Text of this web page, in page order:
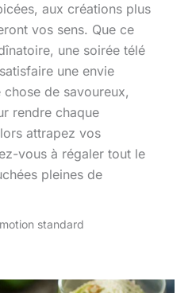
aux créations plus
vos sens. Que ce
une soirée télé
une envie
de savoureux,
rendre chaque
attrapez vos
vous à régaler tout le
pleines de